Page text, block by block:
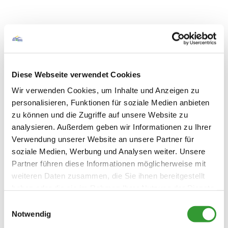
Diese Webseite verwendet Cookies
Wir verwenden Cookies, um Inhalte und Anzeigen zu
personalisieren, Funktionen für soziale Medien anbieten
zu können und die Zugriffe auf unsere Website zu
analysieren. Außerdem geben wir Informationen zu Ihrer
Verwendung unserer Website an unsere Partner für
soziale Medien, Werbung und Analysen weiter. Unsere
Partner führen diese Informationen möglicherweise mit
weiteren Daten zusammen, die Sie ihnen bereitgestellt
Notwendig
Zusatzleistungen